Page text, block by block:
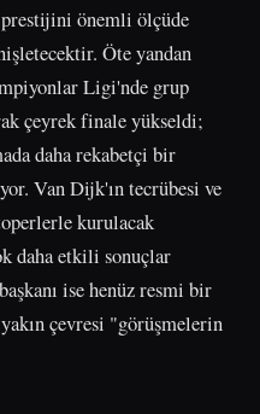
önemli ölçüde
Öte yandan
Ligi'nde grup
çeyrek finale yükseldi;
daha rekabetçi bir
Van Dijk'ın tecrübesi ve
kurulacak
daha etkili sonuçlar
ise henüz resmi bir
çevresi "görüşmelerin